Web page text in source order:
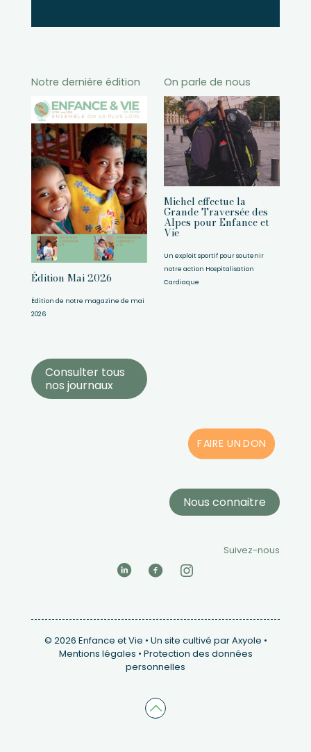
Notre dernière édition
Édition Mai 2026
Édition de notre magazine de mai
2026
Consulter tous
nos journaux
On parle de nous
Michel effectue la
Grande Traversée des
Alpes pour Enfance et
Vie
Un exploit sportif pour soutenir
notre action Hospitalisation
Cardiaque
FAIRE UN DON
Nous connaitre
Suivez-nous
© 2026 Enfance et Vie • Un site cultivé par Axyole •
Mentions légales • Protection des données
personnelles